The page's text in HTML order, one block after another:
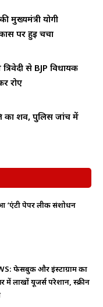
मुख्यमंत्री योगी
पर हुई चर्चा
से BJP विधायक
रोए
का शव, पुलिस जांच में
‘एंटी पेपर लीक संशोधन
फेसबुक और इंस्टाग्राम का
में लाखों यूजर्स परेशान, स्क्रीन